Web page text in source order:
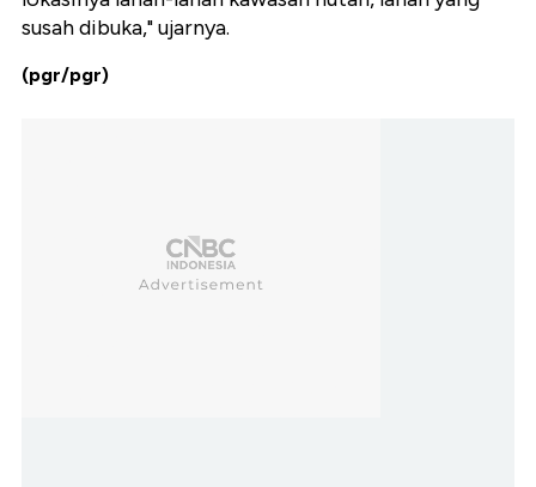
susah dibuka," ujarnya.
(pgr/pgr)